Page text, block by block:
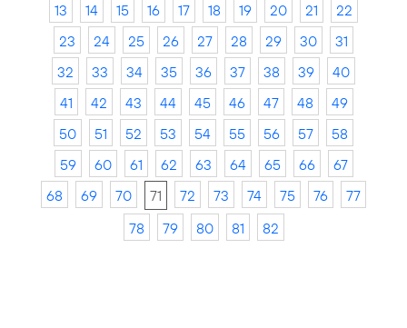
13
14 15 16 17 18 19 20 21
22
23
24 25 26 27 28 29 30
31
32
33 34 35 36 37 38 39
40
41
42 43 44 45 46 47 48
49
50
51 52 53 54 55 56 57
58
59
60 61 62 63 64 65 66
67
68
69 70 71 72 73 74 75 76
77
78
79 80 81 82